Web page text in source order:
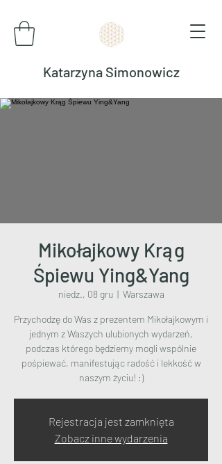
Katarzyna Simonowicz
Mikołajkowy Krąg
Śpiewu Ying&Yang
niedz., 08 gru
  |
Warszawa
Przychodzę do Was z prezentem Mikołajkowym i
jednym z Waszych ulubionych wydarzeń,
podczas którego będziemy mogli wspólnie
pośpiewać, manifestując radość i lekkość w
naszym życiu! :)
Rejestracja jest zamknięta
Zobacz inne wydarzenia